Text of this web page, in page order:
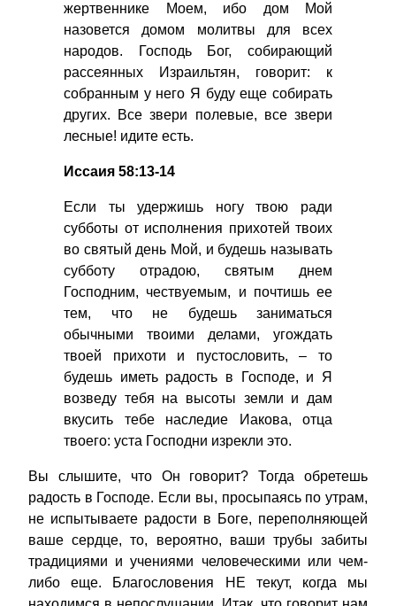
жертвеннике Моем, ибо дом Мой
назовется домом молитвы для всех
народов. Господь Бог, собирающий
рассеянных Израильтян, говорит: к
собранным у него Я буду еще собирать
других. Все звери полевые, все звери
лесные! идите есть.
Иссаия 58:13-14
Если ты удержишь ногу твою ради
субботы от исполнения прихотей твоих
во святый день Мой, и будешь называть
субботу отрадою, святым днем
Господним, чествуемым, и почтишь ее
тем, что не будешь заниматься
обычными твоими делами, угождать
твоей прихоти и пустословить, – то
будешь иметь радость в Господе, и Я
возведу тебя на высоты земли и дам
вкусить тебе наследие Иакова, отца
твоего: уста Господни изрекли это.
Вы слышите, что Он говорит? Тогда обретешь
радость в Господе. Если вы, просыпаясь по утрам,
не испытываете радости в Боге, переполняющей
ваше сердце, то, вероятно, ваши трубы забиты
традициями и учениями человеческими или чем-
либо еще. Благословения НЕ текут, когда мы